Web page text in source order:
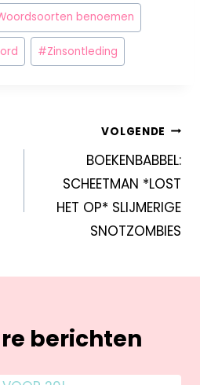
benoemen
#Zinsontleding
VOLGENDE
BOEKENBABBEL:
SCHEETMAN *LOST
HET OP* SLIJMERIGE
SNOTZOMBIES
berichten